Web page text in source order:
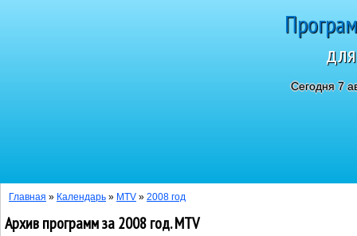
Сегодня 7
Главная » Календарь » MTV » 2008 год
Архив программ за 2008 год. MTV